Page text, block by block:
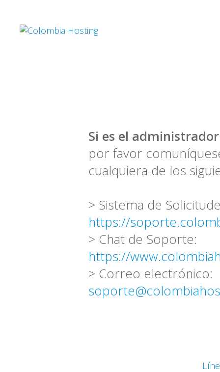
Si es el
por favor
cualquiera de los
> Sistema de
https://
> Chat de Soporte:
https://
> Correo electrónico: